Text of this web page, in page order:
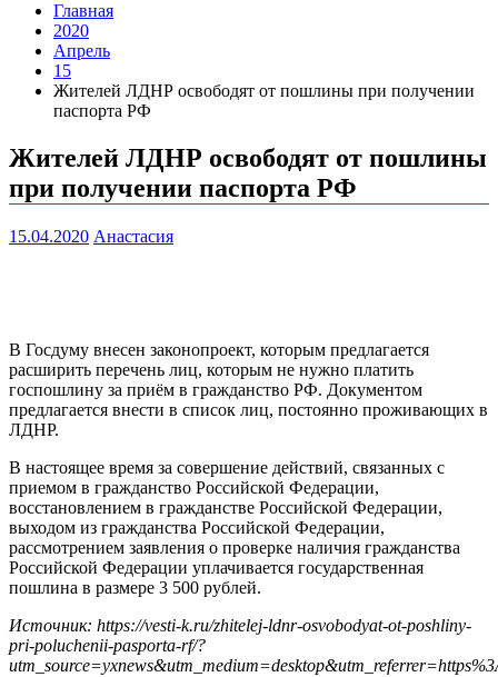
Главная
2020
Апрель
15
Жителей ЛДНР освободят от пошлины при получении
паспорта РФ
Жителей ЛДНР освободят от пошлины
при получении паспорта РФ
15.04.2020 Анастасия
В Госдуму внесен законопроект, которым предлагается
расширить перечень лиц, которым не нужно платить
госпошлину за приём в гражданство РФ. Документом
предлагается внести в список лиц, постоянно проживающих в
ЛДНР.
В настоящее время за совершение действий, связанных с
приемом в гражданство Российской Федерации,
восстановлением в гражданстве Российской Федерации,
выходом из гражданства Российской Федерации,
рассмотрением заявления о проверке наличия гражданства
Российской Федерации уплачивается государственная
пошлина в размере 3 500 рублей.
Источник: https://vesti-k.ru/zhitelej-ldnr-osvobodyat-ot-poshliny-
pri-poluchenii-pasporta-rf/?